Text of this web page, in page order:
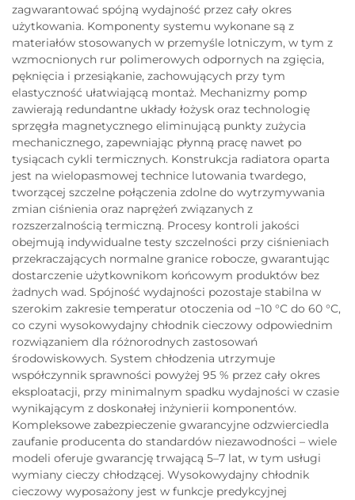
zagwarantować spójną wydajność przez cały okres
użytkowania. Komponenty systemu wykonane są z
materiałów stosowanych w przemyśle lotniczym, w tym z
wzmocnionych rur polimerowych odpornych na zgięcia,
pęknięcia i przesiąkanie, zachowujących przy tym
elastyczność ułatwiającą montaż. Mechanizmy pomp
zawierają redundantne układy łożysk oraz technologię
sprzęgła magnetycznego eliminującą punkty zużycia
mechanicznego, zapewniając płynną pracę nawet po
tysiącach cykli termicznych. Konstrukcja radiatora oparta
jest na wielopasmowej technice lutowania twardego,
tworzącej szczelne połączenia zdolne do wytrzymywania
zmian ciśnienia oraz naprężeń związanych z
rozszerzalnością termiczną. Procesy kontroli jakości
obejmują indywidualne testy szczelności przy ciśnieniach
przekraczających normalne granice robocze, gwarantując
dostarczenie użytkownikom końcowym produktów bez
żadnych wad. Spójność wydajności pozostaje stabilna w
szerokim zakresie temperatur otoczenia od −10 °C do 60 °C,
co czyni wysokowydajny chłodnik cieczowy odpowiednim
rozwiązaniem dla różnorodnych zastosowań
środowiskowych. System chłodzenia utrzymuje
współczynnik sprawności powyżej 95 % przez cały okres
eksploatacji, przy minimalnym spadku wydajności w czasie
wynikającym z doskonałej inżynierii komponentów.
Kompleksowe zabezpieczenie gwarancyjne odzwierciedla
zaufanie producenta do standardów niezawodności – wiele
modeli oferuje gwarancję trwającą 5–7 lat, w tym usługi
wymiany cieczy chłodzącej. Wysokowydajny chłodnik
cieczowy wyposażony jest w funkcje predykcyjnej